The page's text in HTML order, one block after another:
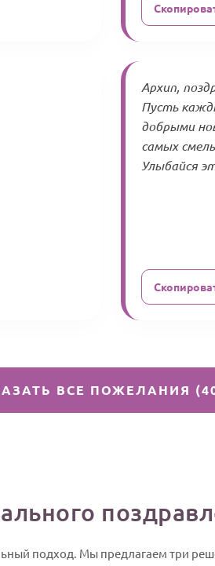
Архип,
Пусть
добрыми
самых
Улыбайся
ВСЕ ПОЖЕЛАНИЯ
подход. Мы предлагаем три